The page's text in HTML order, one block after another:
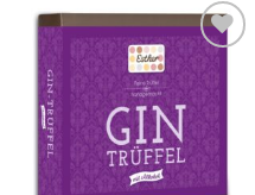
Auf die
Wunschliste